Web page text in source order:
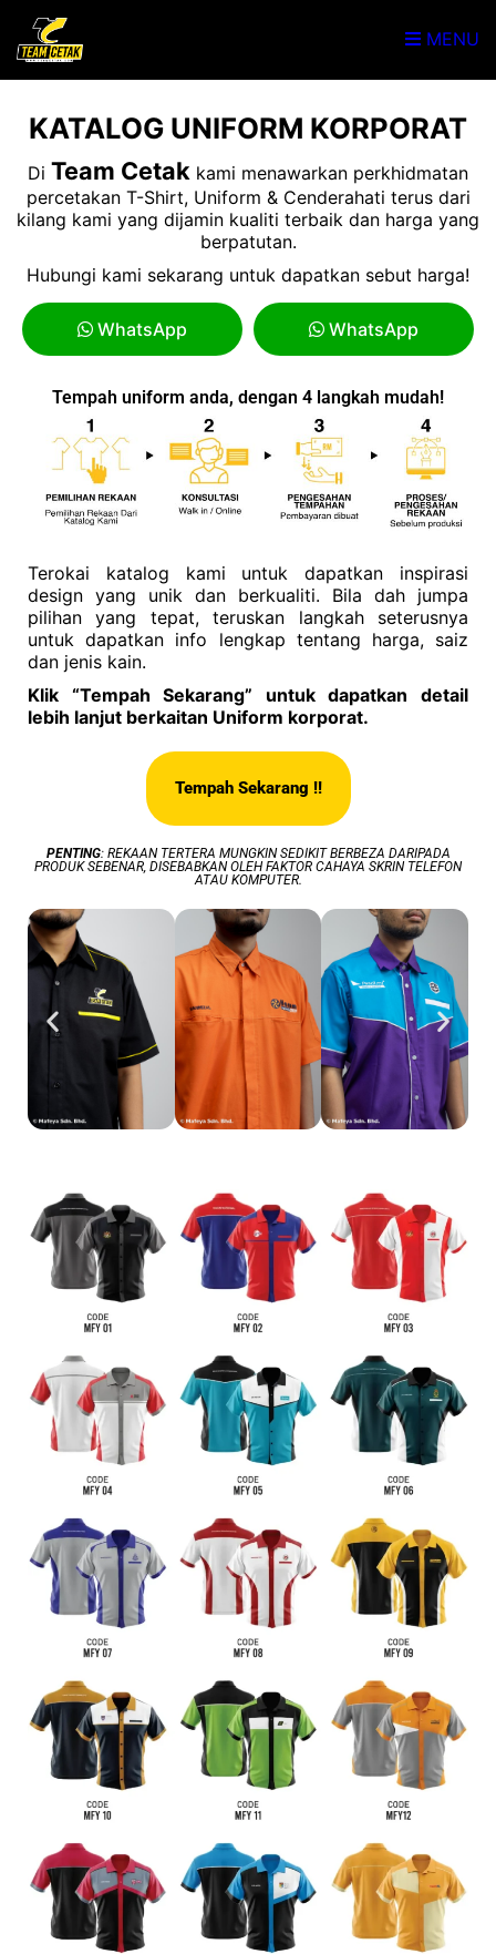
MENU
KATALOG UNIFORM KORPORAT
Di Team Cetak kami menawarkan perkhidmatan
percetakan T-Shirt, Uniform & Cenderahati terus dari
kilang kami yang dijamin kualiti terbaik dan harga yang
berpatutan.
Hubungi kami sekarang untuk dapatkan sebut harga!
WhatsApp WhatsApp
Tempah uniform anda, dengan 4 langkah mudah!
Terokai katalog kami untuk dapatkan inspirasi
design yang unik dan berkualiti. Bila dah jumpa
pilihan yang tepat, teruskan langkah seterusnya
untuk dapatkan info lengkap tentang harga, saiz
dan jenis kain.
Klik “Tempah Sekarang” untuk dapatkan detail
lebih lanjut berkaitan Uniform korporat.
Tempah Sekarang !!
PENTING: REKAAN TERTERA MUNGKIN SEDIKIT BERBEZA DARIPADA
PRODUK SEBENAR, DISEBABKAN OLEH FAKTOR CAHAYA SKRIN TELEFON
ATAU KOMPUTER.